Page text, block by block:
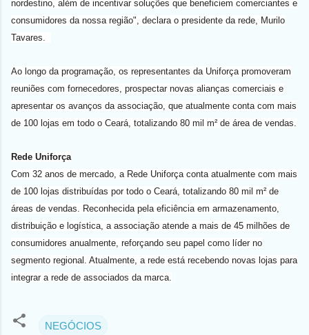
nordestino, além de incentivar soluções que beneficiem comerciantes e
consumidores da nossa região", declara o presidente da rede, Murilo
Tavares.
Ao longo da programação, os representantes da Uniforça promoveram
reuniões com fornecedores, prospectar novas alianças comerciais e
apresentar os avanços da associação, que atualmente conta com mais
de 100 lojas em todo o Ceará, totalizando 80 mil m² de área de vendas.
Rede Uniforça
Com 32 anos de mercado, a Rede Uniforça conta atualmente com mais
de 100 lojas distribuídas por todo o Ceará, totalizando 80 mil m² de
áreas de vendas. Reconhecida pela eficiência em armazenamento,
distribuição e logística, a associação atende a mais de 45 milhões de
consumidores anualmente, reforçando seu papel como líder no
segmento regional. Atualmente, a rede está recebendo novas lojas para
integrar a rede de associados da marca.
NEGÓCIOS